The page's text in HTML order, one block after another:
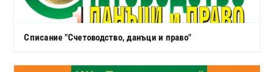
Списание "Счетоводство, данъци и право"